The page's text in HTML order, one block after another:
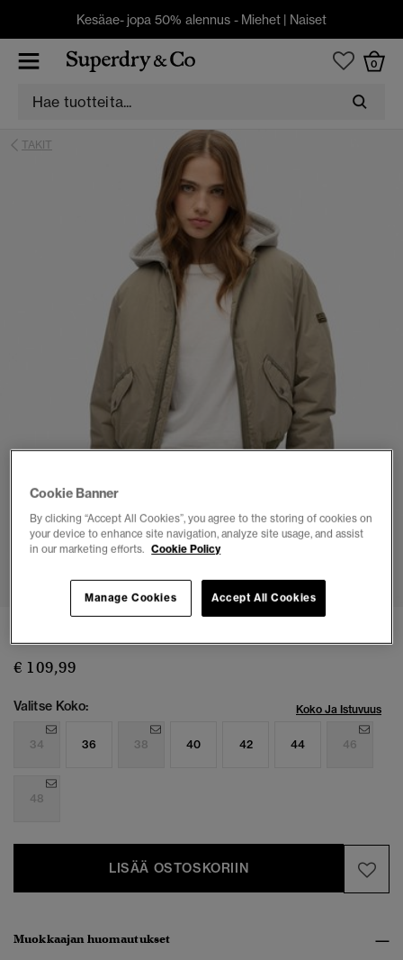
Kesäae- jopa 50% alennus - Miehet | Naiset
0
TAKIT
1 2 3 4
€ 109,99
Valitse Koko: Koko Ja Istuvuus
34 36 38 40 42 44 46
48
LISÄÄ OSTOSKORIIN
Muokkaajan huomautukset
Cookie Banner
By clicking “Accept All Cookies”, you agree to the storing of cookies on
your device to enhance site navigation, analyze site usage, and assist
in our marketing efforts. Cookie Policy
Accept All Cookies
Manage Cookies